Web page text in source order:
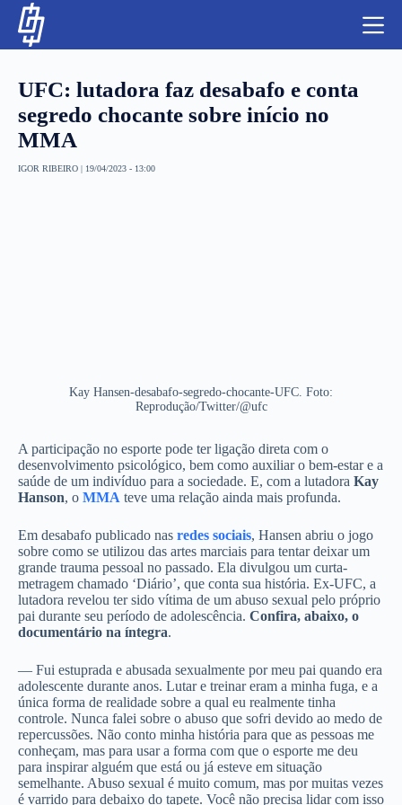
UFC: lutadora faz desabafo e conta
segredo chocante sobre início no
MMA
IGOR RIBEIRO | 19/04/2023 - 13:00
Kay Hansen-desabafo-segredo-chocante-UFC. Foto:
Reprodução/Twitter/@ufc
A participação no esporte pode ter ligação direta com o
desenvolvimento psicológico, bem como auxiliar o bem-estar e a
saúde de um indivíduo para a sociedade. E, com a lutadora Kay
Hanson, o MMA teve uma relação ainda mais profunda.
Em desabafo publicado nas redes sociais, Hansen abriu o jogo
sobre como se utilizou das artes marciais para tentar deixar um
grande trauma pessoal no passado. Ela divulgou um curta-
metragem chamado ‘Diário’, que conta sua história. Ex-UFC, a
lutadora revelou ter sido vítima de um abuso sexual pelo próprio
pai durante seu período de adolescência. Confira, abaixo, o
documentário na íntegra.
— Fui estuprada e abusada sexualmente por meu pai quando era
adolescente durante anos. Lutar e treinar eram a minha fuga, e a
única forma de realidade sobre a qual eu realmente tinha
controle. Nunca falei sobre o abuso que sofri devido ao medo de
repercussões. Não conto minha história para que as pessoas me
conheçam, mas para usar a forma com que o esporte me deu
para inspirar alguém que está ou já esteve em situação
semelhante. Abuso sexual é muito comum, mas por muitas vezes
é varrido para debaixo do tapete. Você não precisa lidar com isso